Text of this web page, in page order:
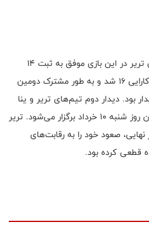
بهنام یخچالی، ملی پوش ایرانی تریر در این بازی موفق به ثبت ۱۴
امتیاز، ۴ پاس گل، ۳ ریباند و کارایی ۱۶ شد و به طور مشترک دومین
بود. دیدار دوم تیم‌های تریر و ینا
در مرحله نهایی لیگ ProA آلمان روز شنبه ۱۰ خرداد برگزار می‌شود. تریر
صعود خود را به رقابت‌های
قطعی کرده‌ بود.